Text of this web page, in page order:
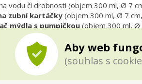
Aby web
(souhlas s
vodu či drobnosti (objem 300 ml, Ø 7
zubní kartáčky(objem 300 ml, Ø 7
mýdla s pumpičkou(objem 300 ml, Ø
(š 13 × h 9 × v 2,5 cm).
koš 5 l(Ø 19 cm, výška 24 cm).
štětka(Ø max. 10 cm, Ø hlavice 7,5 cm,